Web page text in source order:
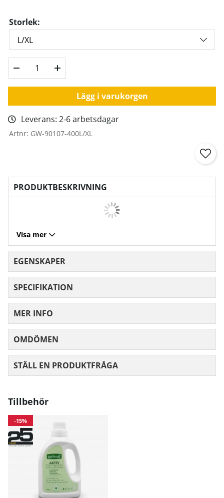
Storlek:
Lägg i varukorgen
Leverans: 2-6 arbetsdagar
Artnr: GW-90107-400L/XL
PRODUKTBESKRIVNING
Visa mer
EGENSKAPER
SPECIFIKATION
MER INFO
OMDÖMEN
STÄLL EN PRODUKTFRÅGA
Tillbehör
-15%